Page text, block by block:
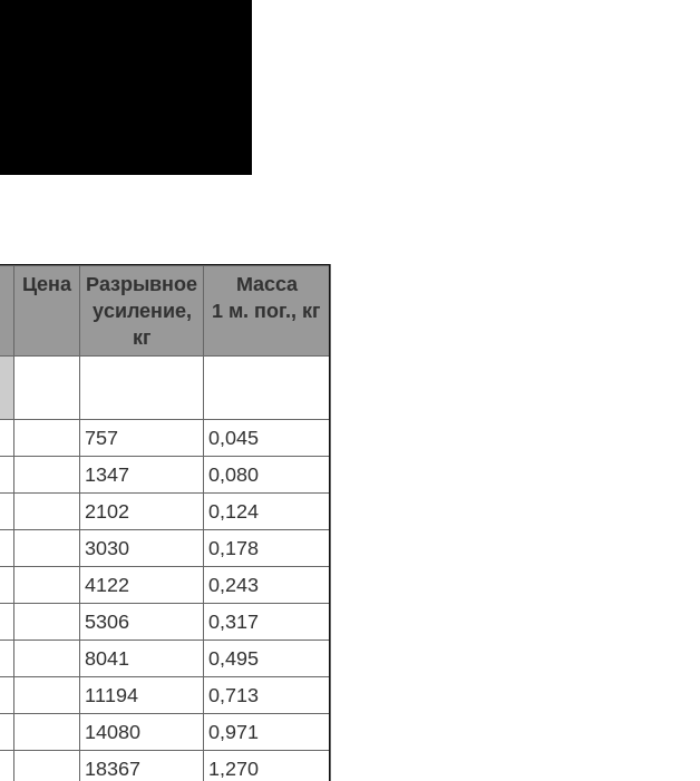
Цена
Разрывное
усиление,
кг
Масса
1 м. пог., кг
757
0,045
1347
0,080
2102
0,124
3030
0,178
4122
0,243
5306
0,317
8041
0,495
11194
0,713
14080
0,971
18367
1,270